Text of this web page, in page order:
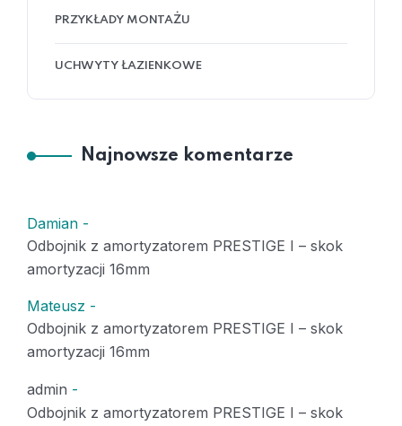
PRZYKŁADY MONTAŻU
UCHWYTY ŁAZIENKOWE
Najnowsze komentarze
Damian -
Odbojnik z amortyzatorem PRESTIGE I – skok
amortyzacji 16mm
Mateusz -
Odbojnik z amortyzatorem PRESTIGE I – skok
amortyzacji 16mm
admin -
Odbojnik z amortyzatorem PRESTIGE I – skok